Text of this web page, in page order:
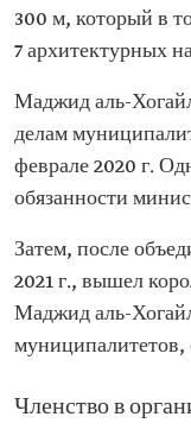
300 м, который в
7 архитектурных
Маджид аль-
делам
феврале 2020 г.
обязанности
Затем, после
2021 г., вышел
Маджид аль-
муниципалитетов,
Членство в